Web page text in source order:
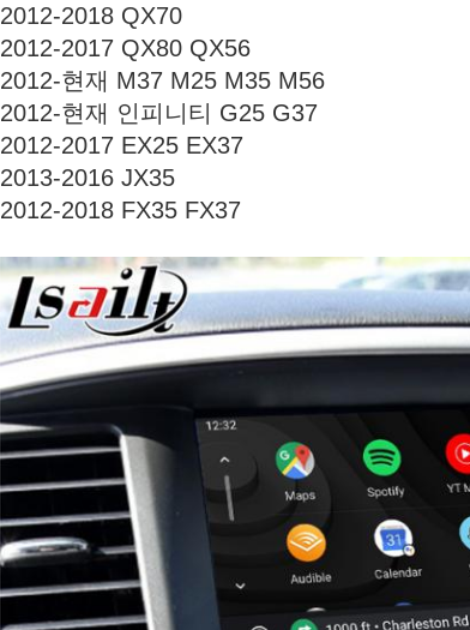
2012-2018 QX70
2012-2017 QX80 QX56
2012-현재 M37 M25 M35 M56
2012-현재 인피니티 G25 G37
2012-2017 EX25 EX37
2013-2016 JX35
2012-2018 FX35 FX37